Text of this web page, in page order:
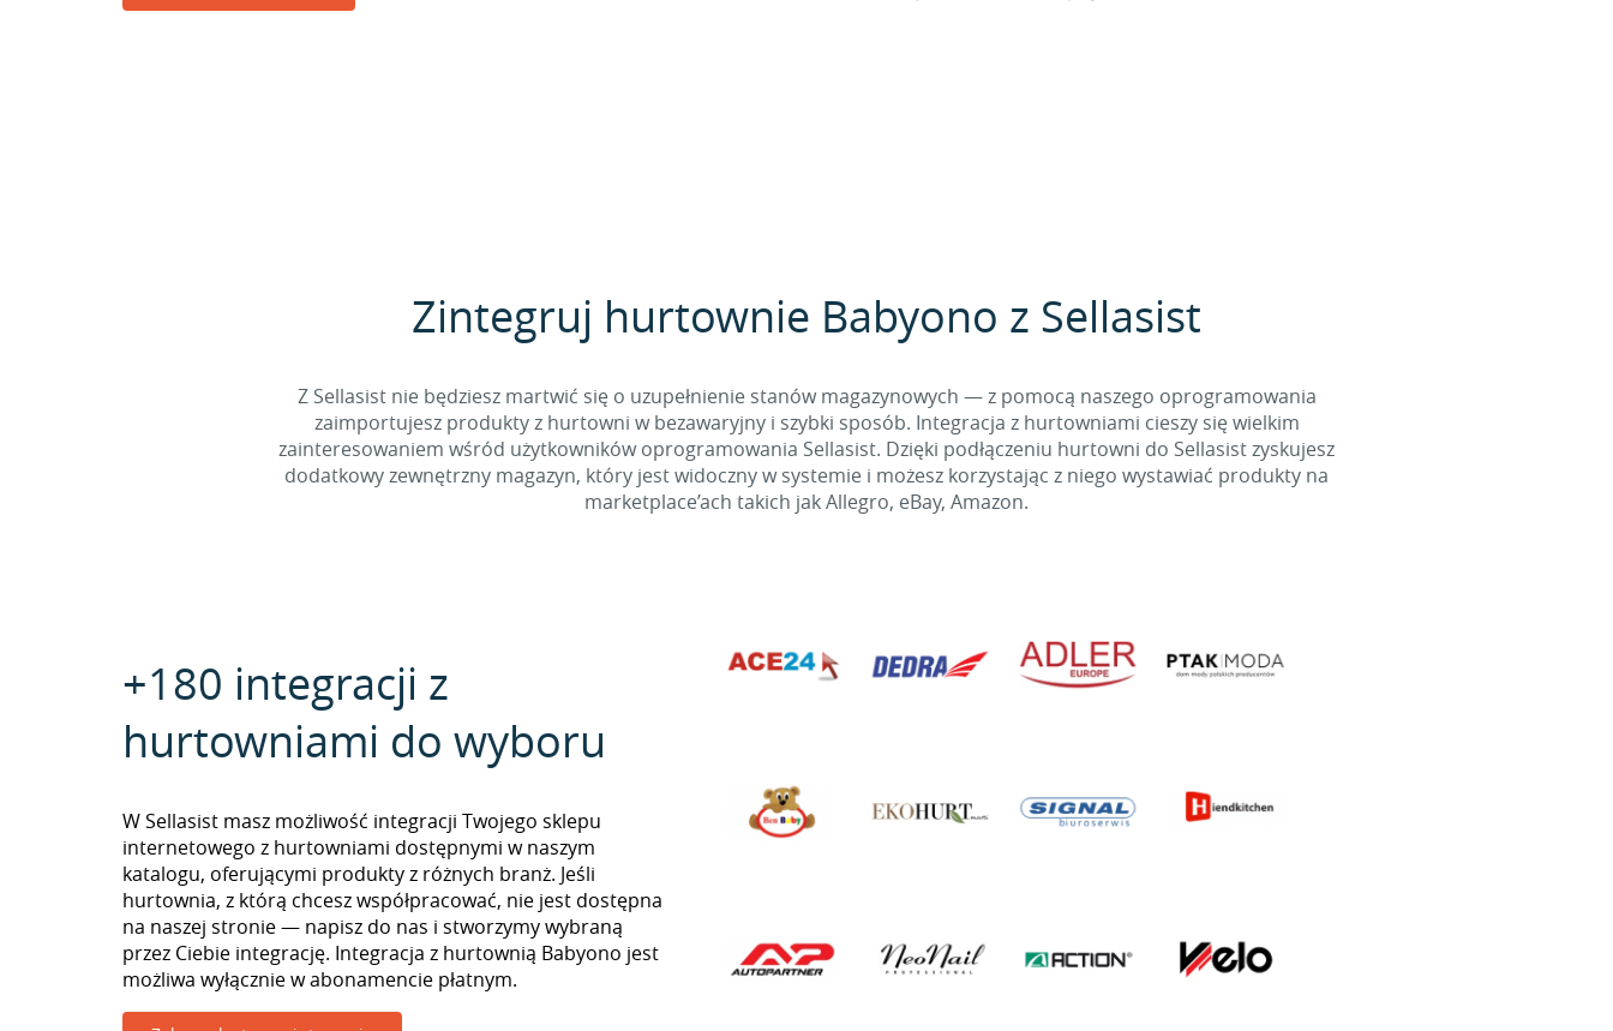
Zintegruj hurtownie Babyono z Sellasist
Z Sellasist nie będziesz martwić się o uzupełnienie stanów magazynowych — z pomocą naszego oprogramowania
zaimportujesz produkty z hurtowni w bezawaryjny i szybki sposób. Integracja z hurtowniami cieszy się wielkim
zainteresowaniem wśród użytkowników oprogramowania Sellasist. Dzięki podłączeniu hurtowni do Sellasist zyskujesz
dodatkowy zewnętrzny magazyn, który jest widoczny w systemie i możesz korzystając z niego wystawiać produkty na
marketplace’ach takich jak Allegro, eBay, Amazon.
+180 integracji z
hurtowniami do wyboru
W Sellasist masz możliwość integracji Twojego sklepu
internetowego z hurtowniami dostępnymi w naszym
katalogu, oferującymi produkty z różnych branż. Jeśli
hurtownia, z którą chcesz współpracować, nie jest dostępna
na naszej stronie — napisz do nas i stworzymy wybraną
przez Ciebie integrację. Integracja z hurtownią Babyono jest
możliwa wyłącznie w abonamencie płatnym.